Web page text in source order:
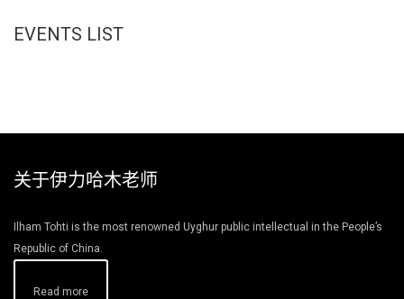
EVENTS LIST
关于伊力哈木老师
Ilham Tohti is the most renowned Uyghur public intellectual in the People’s
Republic of China.
Read more